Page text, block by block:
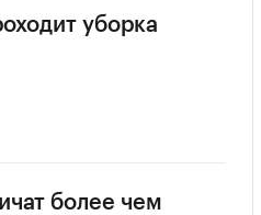
уборка
более чем